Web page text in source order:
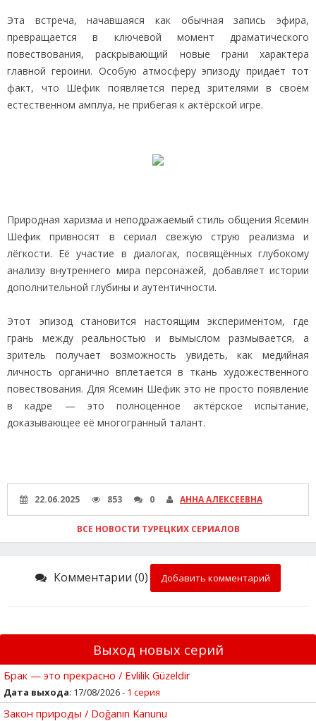
Эта встреча, начавшаяся как обычная запись эфира,
превращается в ключевой момент драматического
повествования, раскрывающий новые грани характера
главной героини. Особую атмосферу эпизоду придаёт тот
факт, что Шефик появляется перед зрителями в своём
естественном амплуа, не прибегая к актёрской игре.
Природная харизма и неподражаемый стиль общения Ясемин
Шефик привносят в сериал свежую струю реализма и
лёгкости. Её участие в диалогах, посвящённых глубокому
анализу внутреннего мира персонажей, добавляет истории
дополнительной глубины и аутентичности.
Этот эпизод становится настоящим экспериментом, где
грань между реальностью и вымыслом размывается, а
зритель получает возможность увидеть, как медийная
личность органично вплетается в ткань художественного
повествования. Для Ясемин Шефик это не просто появление
в кадре — это полноценное актёрское испытание,
доказывающее её многогранный талант.
22.06.2025 853 0 АННА АЛЕКСЕЕВНА
ВСЕ НОВОСТИ ТУРЕЦКИХ СЕРИАЛОВ
Комментарии (0) Добавить комментарий
Выход новых серий
Брак — это прекрасно / Evlilik Güzeldir
Дата выхода: 17/08/2026 - 1 серия
Закон природы / Doğanın Kanunu